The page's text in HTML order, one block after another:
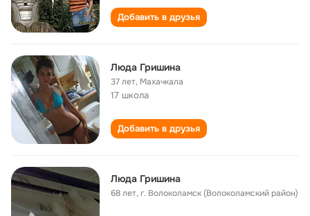
Добавить в друзья
Люда Гришина
37 лет, Махачкала
17 школа
Добавить в друзья
Люда Гришина
68 лет,г. Волоколамск (Волоколамский район)